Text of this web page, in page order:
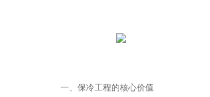
一、保冷工程的核心价值